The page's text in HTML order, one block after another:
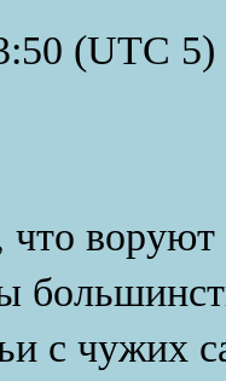
(UTC 5)
с чужих